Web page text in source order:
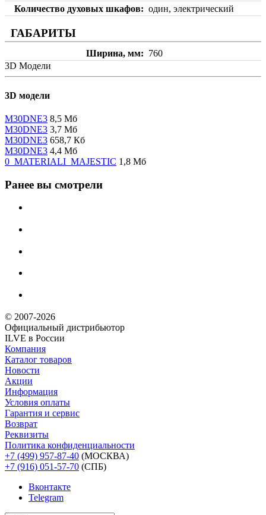
Количество духовых шкафов один, электрический
ГАБАРИТЫ
Ширина, мм
760
3D Модели
3D модели
M30DNE3 8,5 Мб
M30DNE3 3,7 Мб
M30DNE3 658,7 Кб
M30DNE3 4,4 Мб
0_MATERIALI_MAJESTIC 1,8 Мб
Ранее вы смотрели
© 2007-2026
Официальный дистрибьютoр
ILVE в России
Компания
Каталог товаров
Новости
Акции
Информация
Условия оплаты
Гарантия и сервис
Возврат
Реквизиты
Политика конфиденциальности
+7 (499) 957-87-40 (МОСКВА)
+7 (916) 051-57-70 (СПБ)
Вконтакте
Telegram